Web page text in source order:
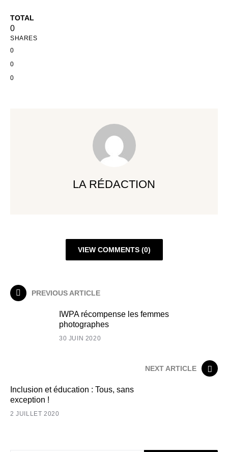
TOTAL
0
SHARES
0
0
0
LA RÉDACTION
VIEW COMMENTS (0)
PREVIOUS ARTICLE
IWPA récompense les femmes
photographes
30 JUIN 2020
NEXT ARTICLE
Inclusion et éducation : Tous, sans
exception !
2 JUILLET 2020